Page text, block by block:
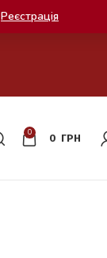
0
0 ГРН
Реєстрація